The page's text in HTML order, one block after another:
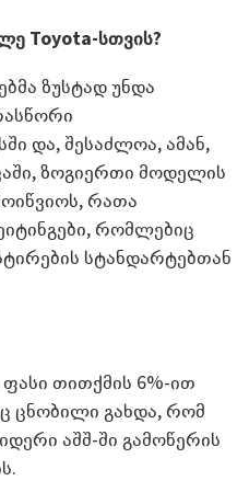
Toyota-სთვის?
ზუსტად უნდა
და, შესაძლოა, ამან,
ზოგიერთი მოდელის
რათა
რომლებიც
სტანდარტებთან
ფასი თითქმის 6%-ით
ცნობილი გახდა, რომ
აშშ-ში გამოწერის